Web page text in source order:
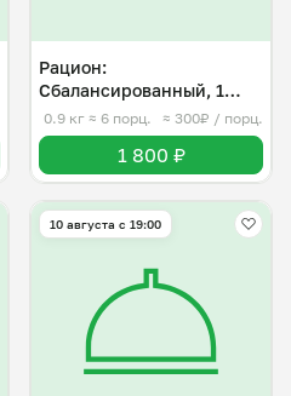
Рацион:
Сбалансированный, 1
день (1200кк)
0.9 кг ≈ 6 порц. ≈ 300₽ / порц.
1 800 ₽
10 августа с 19:00